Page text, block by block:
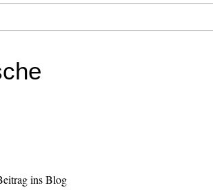
ins Blog